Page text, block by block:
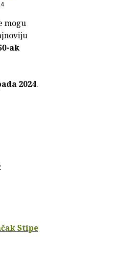
mogu
ak
2024.
Stipe